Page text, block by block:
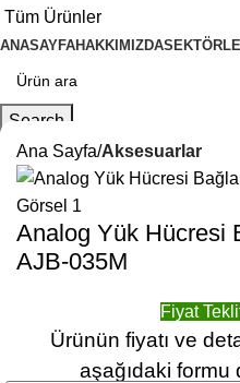
Tüm Ürünler
ANASAYFAHAKKIMIZDA
Search
Ana Sayfa Aksesuarlar
Analog Yük Hücresi
AJB-035M
Fiyat
Ürünün fiyatı ve
aşağıdaki formu